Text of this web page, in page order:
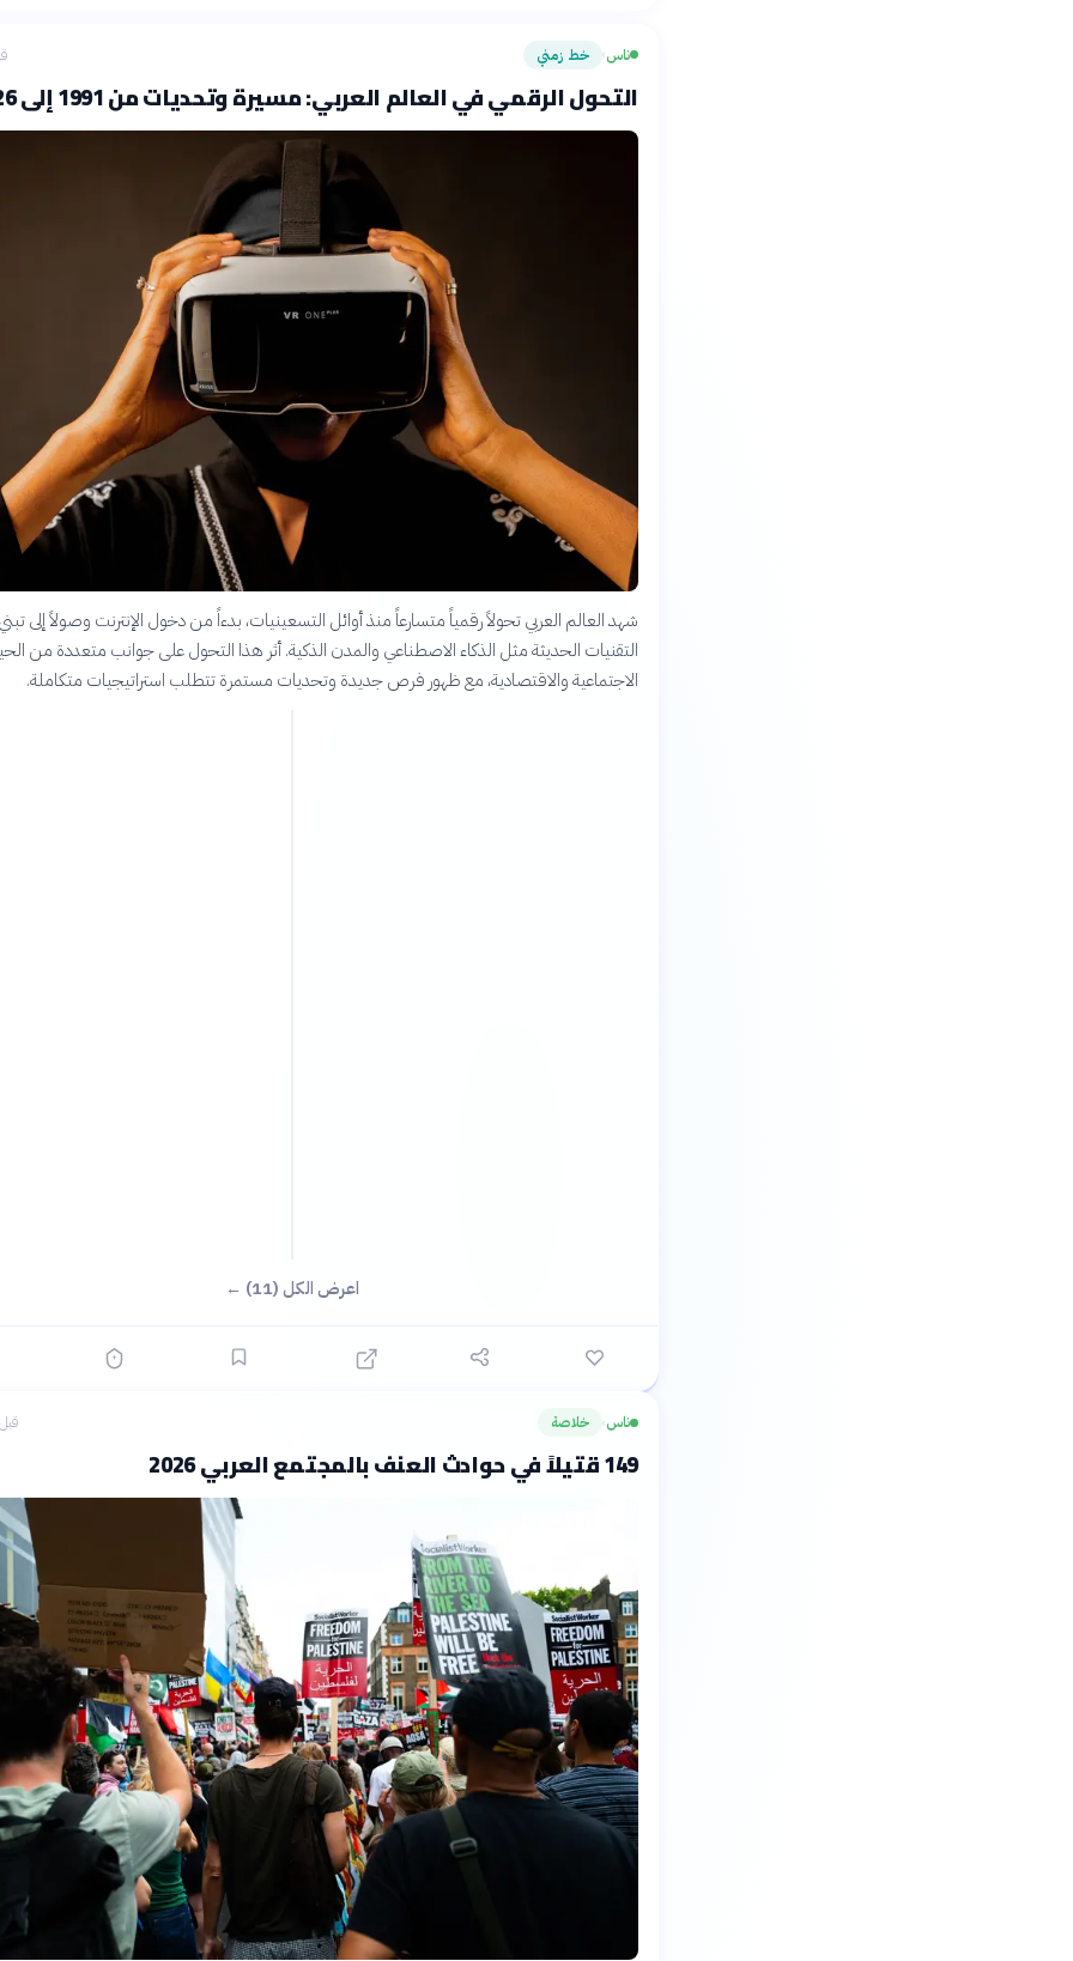
ناس› خط زمني
التحول الرقمي في العالم العربي: مسيرة وتحديات من 1991 إلى 2026
شهد العالم العربي تحولاً رقمياً متسارعاً منذ أوائل التسعينيات، بدءاً من دخول الإنترنت وصولاً إلى
التقنيات الحديثة مثل الذكاء الاصطناعي والمدن الذكية. أثر هذا التحول على جوانب متعددة من
الاجتماعية والاقتصادية، مع ظهور فرص جديدة وتحديات مستمرة تتطلب استراتيجيات متكاملة.
اعرض الكل (11) ←
ناس› خلاصة قبل 9
149 قتيلاً في حوادث العنف بالمجتمع العربي 2026